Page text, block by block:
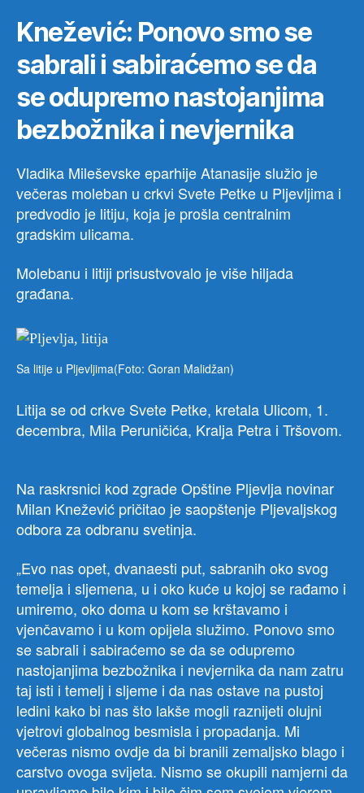
Knežević: Ponovo smo se
sabrali i sabiraćemo se da
se odupremo nastojanjima
bezbožnika i nevjernika
Vladika Mileševske eparhije Atanasije služio je
večeras moleban u crkvi Svete Petke u Pljevljima i
predvodio je litiju, koja je prošla centralnim
gradskim ulicama.
Molebanu i litiji prisustvovalo je više hiljada
građana.
Sa litije u Pljevljima(Foto: Goran Malidžan)
Litija se od crkve Svete Petke, kretala Ulicom, 1.
decembra, Mila Peruničića, Kralja Petra i Tršovom.
Na raskrsnici kod zgrade Opštine Pljevlja novinar
Milan Knežević pričitao je saopštenje Pljevaljskog
odbora za odbranu svetinja.
„Evo nas opet, dvanaesti put, sabranih oko svog
temelja i sljemena, u i oko kuće u kojoj se rađamo i
umiremo, oko doma u kom se krštavamo i
vjenčavamo i u kom opijela služimo. Ponovo smo
se sabrali i sabiraćemo se da se odupremo
nastojanjima bezbožnika i nevjernika da nam zatru
taj isti i temelj i sljeme i da nas ostave na pustoj
ledini kako bi nas što lakše mogli raznijeti olujni
vjetrovi globalnog besmisla i propadanja. Mi
večeras nismo ovdje da bi branili zemaljsko blago i
carstvo ovoga svijeta. Nismo se okupili namjerni da